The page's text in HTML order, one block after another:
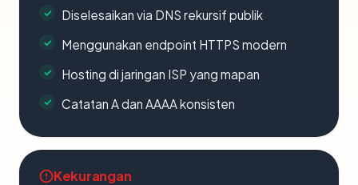
Diselesaikan via DNS rekursif publik
Menggunakan endpoint HTTPS modern
Hosting di jaringan ISP yang mapan
Catatan A dan AAAA konsisten
Kekurangan